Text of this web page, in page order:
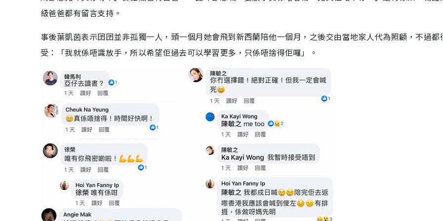
級爸爸都有留言支持。
事後葉凱茵表示囝囝並非孤獨一人，頭一個月她會飛到新西蘭陪他一個月，之後交由當地家人代為照顧，不過都
受：「我就係唔識放手，所以希望佢過去可以學習更多，只係唔捨得佢囉」。